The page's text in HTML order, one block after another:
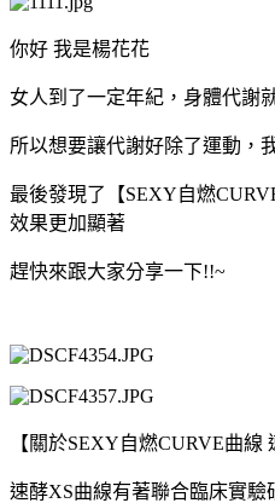
你好 我是楊花花
女人到了一定年紀，身體代謝
所以想要讓代謝好除了運動，
最後發現了【SEXY自燃
效果更加顯著
趕快來跟大家分享一下!!~
【關於SEXY自燃CURVE曲線
速酵XS曲線有著聯合臨床實驗